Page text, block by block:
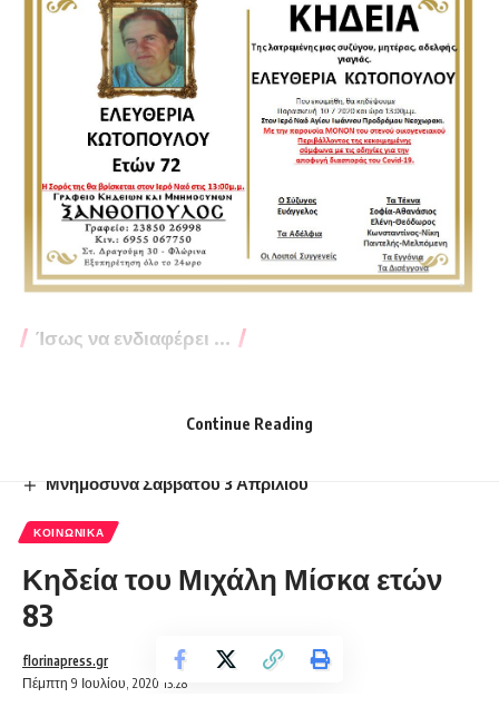
Ίσως να ενδιαφέρει ...
Κηδεία της Τριανταφυλλιάς Ραπασάνη
Μνημόσυνα Σαββάτου 3 Απριλίου
Continue Reading
ΚΟΙΝΩΝΙΚΆ
Κηδεία του Μιχάλη Μίσκα ετών
83
Πέμπτη 9 Ιουλίου, 2020 13:28
florinapress.gr